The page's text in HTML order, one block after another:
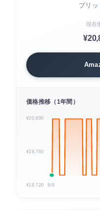
ブリ
現在
価格推移（1年間）
¥20,800
¥19,760
¥18,720 8/9